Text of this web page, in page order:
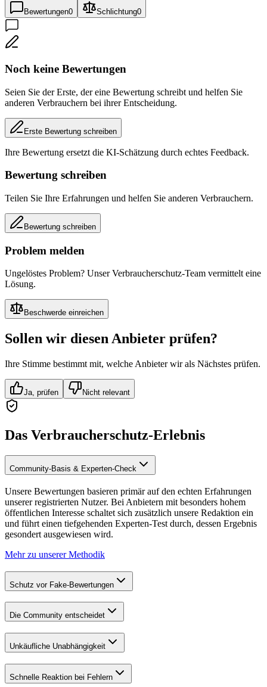
Bewertungen0 Schlichtung0
Noch keine Bewertungen
Seien Sie der Erste, der eine Bewertung schreibt und helfen Sie
anderen Verbrauchern bei ihrer Entscheidung.
Erste Bewertung schreiben
Ihre Bewertung ersetzt die KI-Schätzung durch echtes Feedback.
Bewertung schreiben
Teilen Sie Ihre Erfahrungen und helfen Sie anderen Verbrauchern.
Bewertung schreiben
Problem melden
Ungelöstes Problem? Unser Verbraucherschutz-Team vermittelt eine
Lösung.
Beschwerde einreichen
Sollen wir diesen Anbieter prüfen?
Ihre Stimme bestimmt mit, welche Anbieter wir als Nächstes prüfen.
Ja, prüfen Nicht relevant
Das Verbraucherschutz-Erlebnis
Community-Basis & Experten-Check
Unsere Bewertungen basieren primär auf den echten Erfahrungen
unserer registrierten Nutzer. Bei Anbietern mit besonders hohem
öffentlichen Interesse schaltet sich zusätzlich unsere Redaktion ein
und führt einen tiefgehenden Experten-Test durch, dessen Ergebnis
gesondert ausgewiesen wird.
Mehr zu unserer Methodik
Schutz vor Fake-Bewertungen
Die Community entscheidet
Unkäufliche Unabhängigkeit
Schnelle Reaktion bei Fehlern